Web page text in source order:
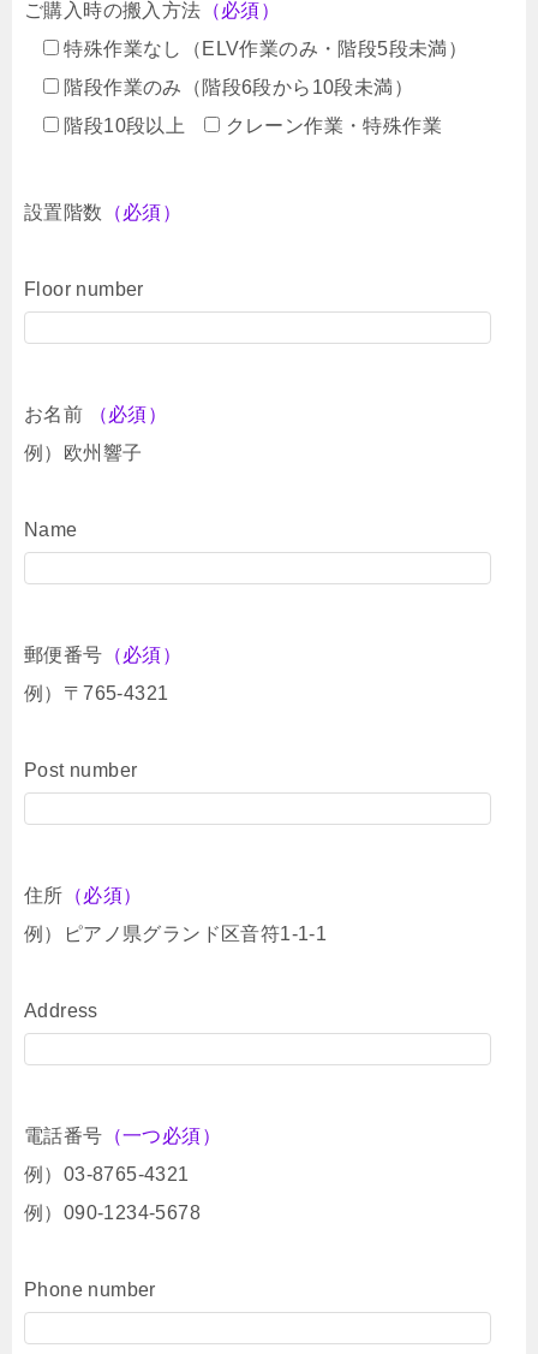
ご購入時の搬入方法 （必須）
特殊作業なし（ELV作業のみ・階段5段未満）
階段作業のみ（階段6段から10段未満）
階段10段以上
クレーン作業・特殊作業
設置階数 （必須）
Floor number
お名前
（必須）
例）欧州響子
Name
郵便番号 （必須）
例）〒765-4321
Post number
住所 （必須）
例）ピアノ県グランド区音符1-1-1
Address
電話番号 （一つ必須）
例）03-8765-4321
例）090-1234-5678
Phone number